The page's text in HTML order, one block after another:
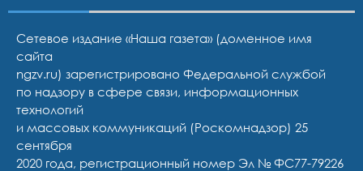
Сетевое издание «Наша газета» (доменное имя
сайта
ngzv.ru) зарегистрировано Федеральной службой
по надзору в сфере связи, информационных
технологий
и массовых коммуникаций (Роскомнадзор) 25
сентября
2020 года, регистрационный номер Эл № ФС77-79226